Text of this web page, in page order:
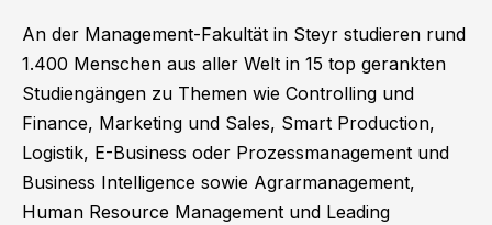
An der Management-Fakultät in Steyr studieren rund
1.400 Menschen aus aller Welt in 15 top gerankten
Studiengängen zu Themen wie Controlling und
Finance, Marketing und Sales, Smart Production,
Logistik, E-Business oder Prozessmanagement und
Business Intelligence sowie Agrarmanagement,
Human Resource Management und Leading